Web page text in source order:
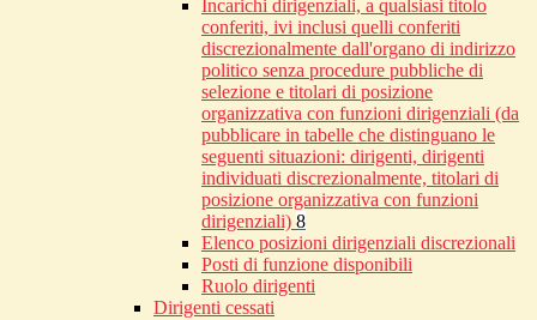
Incarichi dirigenziali, a qualsiasi titolo
conferiti, ivi inclusi quelli conferiti
discrezionalmente dall'organo di indirizzo
politico senza procedure pubbliche di
selezione e titolari di posizione
organizzativa con funzioni dirigenziali (da
pubblicare in tabelle che distinguano le
seguenti situazioni: dirigenti, dirigenti
individuati discrezionalmente, titolari di
posizione organizzativa con funzioni
dirigenziali) 8
Elenco posizioni dirigenziali discrezionali
Posti di funzione disponibili
Ruolo dirigenti
Dirigenti cessati